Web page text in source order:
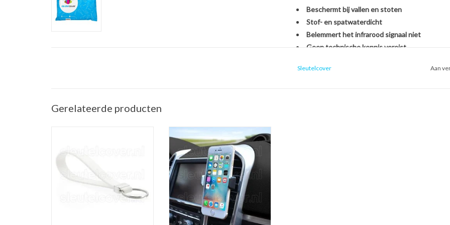
Beschermt bij vallen en stoten
Stof- en spatwaterdicht
Belemmert het infrarood signaal niet
Geen technische kennis vereist
Sleutelcover Aan
Gerelateerde producten
Telefoonhouder ventilatierooster
(Universele telefoon houder voor
in de auto)
TOEVOEGEN AAN WINKELWAGEN